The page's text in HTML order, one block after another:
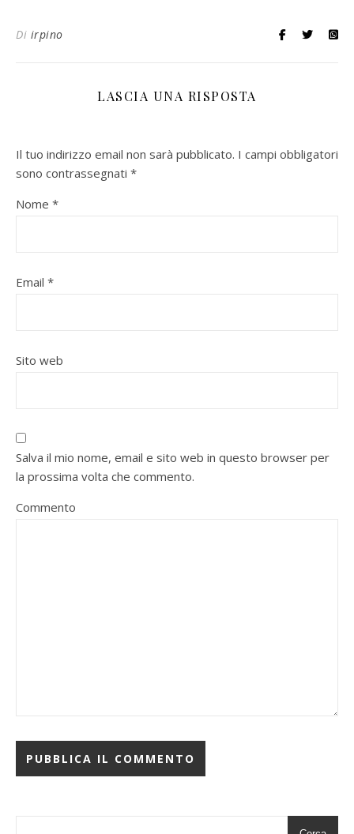
Di irpino
LASCIA UNA RISPOSTA
Il tuo indirizzo email non sarà pubblicato. I campi obbligatori
sono contrassegnati *
Nome *
Email *
Sito web
Salva il mio nome, email e sito web in questo browser per
la prossima volta che commento.
Commento